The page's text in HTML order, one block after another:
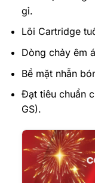
gỉ.
Lõi Cartridge
Dòng chảy êm
Bề mặt nhẵn
Đạt tiêu chuẩn
GS).